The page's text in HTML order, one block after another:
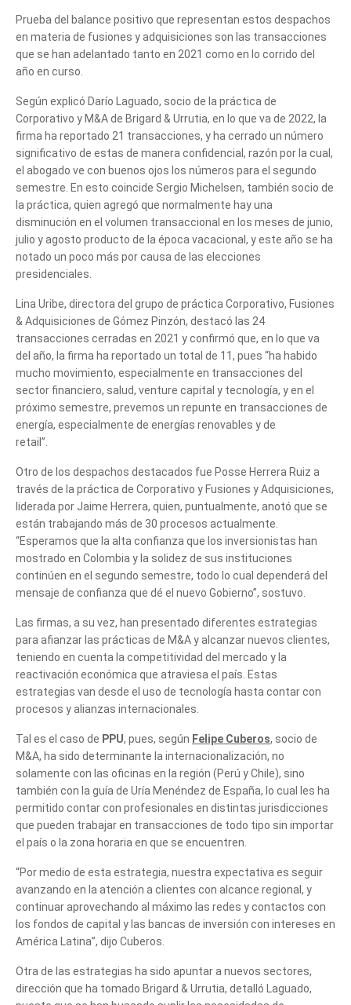
Tell us, how
Prueba del balance positivo que representan estos despachos
en materia de fusiones y adquisiciones son las transacciones
que se han adelantado tanto en 2021 como en lo corrido del
año en curso.
Según explicó Darío Laguado, socio de la práctica de
Corporativo y M&A de Brigard & Urrutia, en lo que va de 2022, la
firma ha reportado 21 transacciones, y ha cerrado un número
significativo de estas de manera confidencial, razón por la cual,
el abogado ve con buenos ojos los números para el segundo
semestre. En esto coincide Sergio Michelsen, también socio de
la práctica, quien agregó que normalmente hay una
disminución en el volumen transaccional en los meses de junio,
julio y agosto producto de la época vacacional, y este año se ha
notado un poco más por causa de las elecciones
presidenciales.
Lina Uribe, directora del grupo de práctica Corporativo, Fusiones
& Adquisiciones de Gómez Pinzón, destacó las 24
transacciones cerradas en 2021 y confirmó que, en lo que va
del año, la firma ha reportado un total de 11, pues “ha habido
mucho movimiento, especialmente en transacciones del
sector financiero, salud, venture capital y tecnología, y en el
próximo semestre, prevemos un repunte en transacciones de
energía, especialmente de energías renovables y de
retail”.
Otro de los despachos destacados fue Posse Herrera Ruiz a
través de la práctica de Corporativo y Fusiones y Adquisiciones,
liderada por Jaime Herrera, quien, puntualmente, anotó que se
están trabajando más de 30 procesos actualmente.
“Esperamos que la alta confianza que los inversionistas han
mostrado en Colombia y la solidez de sus instituciones
continúen en el segundo semestre, todo lo cual dependerá del
mensaje de confianza que dé el nuevo Gobierno”, sostuvo.
Las firmas, a su vez, han presentado diferentes estrategias
para afianzar las prácticas de M&A y alcanzar nuevos clientes,
teniendo en cuenta la competitividad del mercado y la
reactivación económica que atraviesa el país. Estas
estrategias van desde el uso de tecnología hasta contar con
procesos y alianzas internacionales.
Tal es el caso de PPU, pues, según Felipe Cuberos, socio de
M&A, ha sido determinante la internacionalización, no
solamente con las oficinas en la región (Perú y Chile), sino
también con la guía de Uría Menéndez de España, lo cual les ha
permitido contar con profesionales en distintas jurisdicciones
que pueden trabajar en transacciones de todo tipo sin importar
el país o la zona horaria en que se encuentren.
“Por medio de esta estrategia, nuestra expectativa es seguir
avanzando en la atención a clientes con alcance regional, y
continuar aprovechando al máximo las redes y contactos con
los fondos de capital y las bancas de inversión con intereses en
América Latina”, dijo Cuberos.
Otra de las estrategias ha sido apuntar a nuevos sectores,
dirección que ha tomado Brigard & Urrutia, detalló Laguado,